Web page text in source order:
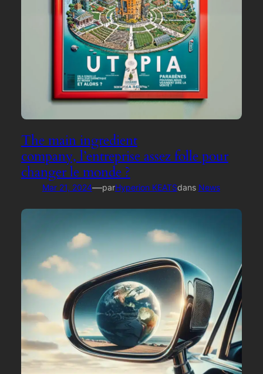
The main ingredient
company, l’entreprise assez folle pour
changer le monde ?
Mar 21, 2024—parHyperion KEATSdans News